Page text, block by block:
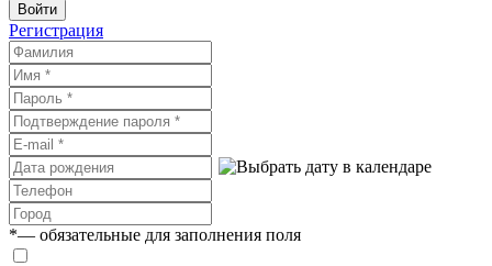
Войти
Регистрация
*— обязательные для заполнения поля